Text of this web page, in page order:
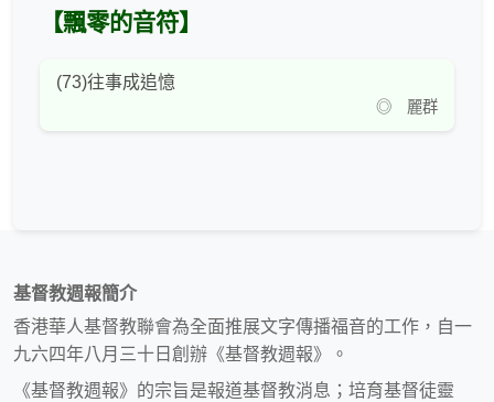
【飄零的音符】
(73)往事成追憶
◎ 麗群
基督教週報簡介
香港華人基督教聯會為全面推展文字傳播福音的工作，自一
九六四年八月三十日創辦《基督教週報》。
《基督教週報》的宗旨是報道基督教消息；培育基督徒靈